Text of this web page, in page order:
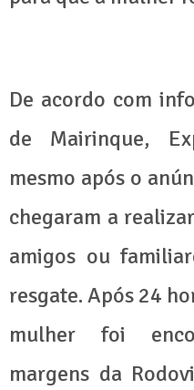
De acordo com
de Mairinque,
mesmo após o
chegaram a
amigos ou
resgate. Após 24
mulher foi
margens da